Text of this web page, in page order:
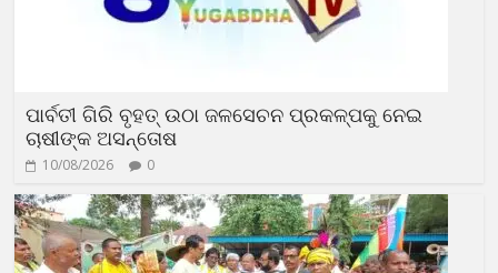
ପାର୍ବତୀ ଗିରି ବୃହତ୍ ଉଠା ଜଳସେଚନ ପ୍ରକଳ୍ପକୁ ନେଇ
ଚାଷୀଙ୍କ ଅସନ୍ତୋଷ
10/08/2026 0